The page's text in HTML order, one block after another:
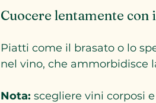
Cuocere lentamente con
Piatti come il brasato o lo
nel vino, che ammorbidisce
Nota: scegliere vini corposi